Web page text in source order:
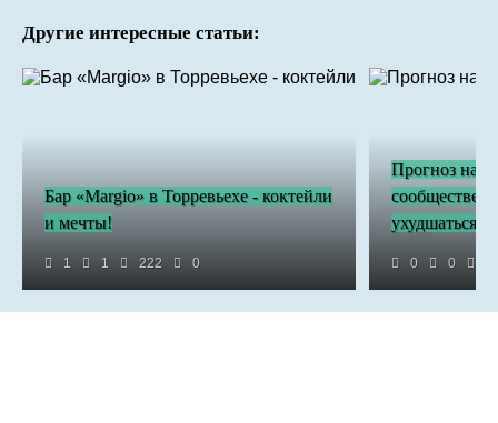
Другие интересные статьи:
Бар «Margio» в Торревьехе - коктейли
и мечты!
1 1 222 0
Прогноз на
сообществе:
ухудшаться
0 0